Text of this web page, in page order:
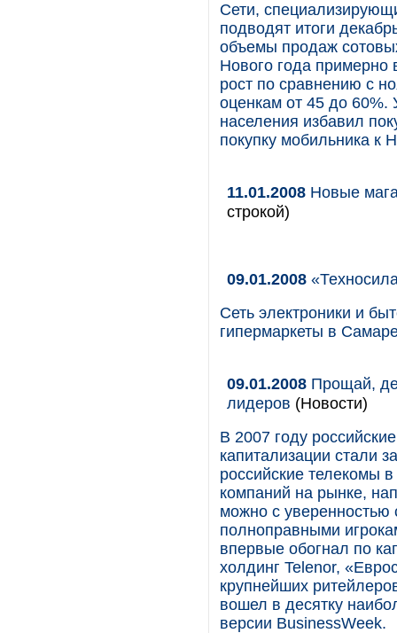
Сети,
подводят итоги
объемы продаж
Нового года примерно
рост по сравнению с
оценкам от 45 до 60%.
населения избавил
покупку мобильника к
11.01.2008 Новые
строкой)
09.01.2008
Сеть электроники и
гипермаркеты в
09.01.2008 Прощай,
лидеров (Новости)
В 2007 году
капитализации стали
российские телекомы
компаний на рынке,
можно с уверенностью
полноправными
впервые обогнал по
холдинг Telenor,
крупнейших
вошел в десятку
версии BusinessWeek.